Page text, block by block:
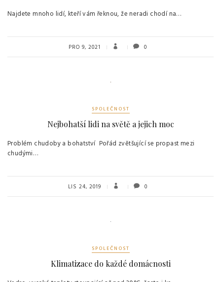
Najdete mnoho lidí, kteří vám řeknou, že neradi chodí na…
PRO 9, 2021 0
SPOLEČNOST
Nejbohatší lidi na světě a jejich moc
Problém chudoby a bohatství Pořád zvětšující se propast mezi
chudými…
LIS 24, 2019 0
SPOLEČNOST
Klimatizace do každé domácnosti